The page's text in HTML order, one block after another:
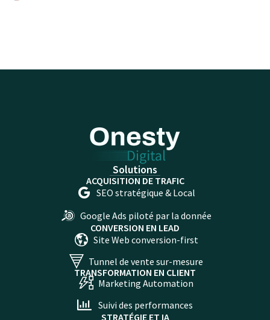
Solutions
ACQUISITION DE TRAFIC
SEO stratégique & Local​
Google Ads piloté par la donnée​
CONVERSION EN LEAD
Site Web conversion-first
Tunnel de vente sur-mesure
TRANSFORMATION EN CLIENT
Marketing Automation
Suivi des performances
STRATÉGIE ET IA